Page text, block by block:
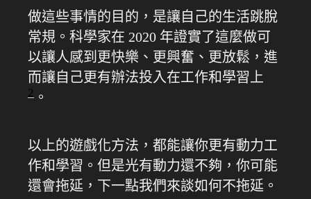
做這些事情的目的，是讓自己的生活跳脫
常規。科學家在 2020 年證實了這麼做可
以讓人感到更快樂、更興奮、更放鬆，進
而讓自己更有辦法投入在工作和學習上
2 。
以上的遊戲化方法，都能讓你更有動力工
作和學習。但是光有動力還不夠，你可能
還會拖延，下一點我們來談如何不拖延。